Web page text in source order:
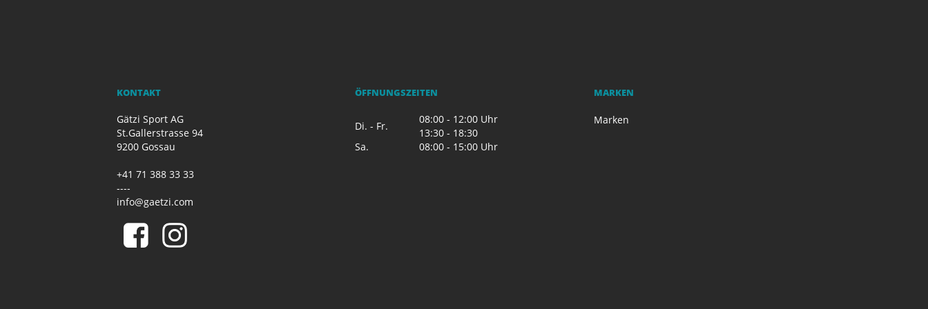
KONTAKT
Gätzi Sport AG
St.Gallerstrasse 94
9200 Gossau
+41 71 388 33 33
----
info@gaetzi.com
ÖFFNUNGSZEITEN
Di. - Fr.
08:00 - 12:00 Uhr
13:30 - 18:30
Sa.
08:00 - 15:00 Uhr
MARKEN
Marken